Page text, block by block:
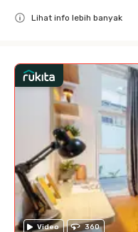
Lihat info lebih banyak
Video 360